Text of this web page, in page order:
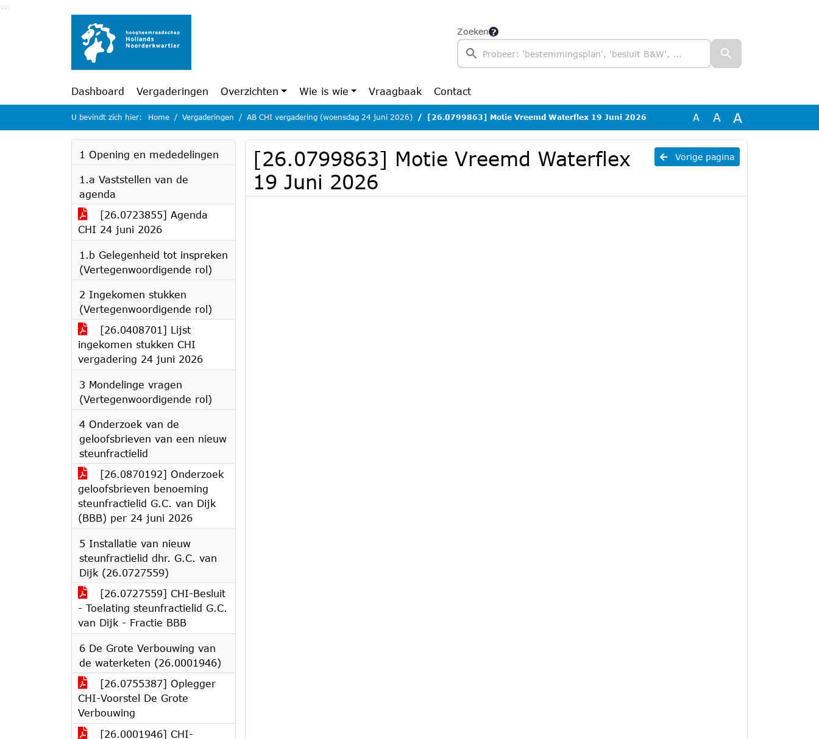
Ga naar de inhoud van deze pagina
Ga naar het zoeken
Ga naar het menu
Zoeken
Dashboard Vergaderingen Overzichten Wie is wie Vraagbaak Contact
U bevindt zich hier: Home Vergaderingen AB CHI vergadering (woensdag 24 juni 2026) [26.0799863] Motie Vreemd Waterflex 19 Juni 2026 A A A
1 Opening en mededelingen
1.a Vaststellen van de
agenda
[26.0723855] Agenda
CHI 24 juni 2026
1.b Gelegenheid tot inspreken
(Vertegenwoordigende rol)
2 Ingekomen stukken
(Vertegenwoordigende rol)
[26.0408701] Lijst
ingekomen stukken CHI
vergadering 24 juni 2026
3 Mondelinge vragen
(Vertegenwoordigende rol)
4 Onderzoek van de
geloofsbrieven van een nieuw
steunfractielid
[26.0870192] Onderzoek
geloofsbrieven benoeming
steunfractielid G.C. van Dijk
(BBB) per 24 juni 2026
5 Installatie van nieuw
steunfractielid dhr. G.C. van
Dijk (26.0727559)
[26.0727559] CHI-Besluit
- Toelating steunfractielid G.C.
van Dijk - Fractie BBB
6 De Grote Verbouwing van
de waterketen (26.0001946)
[26.0755387] Oplegger
CHI-Voorstel De Grote
Verbouwing
[26.0001946] CHI-
Vorige pagina
[26.0799863] Motie Vreemd Waterflex
19 Juni 2026